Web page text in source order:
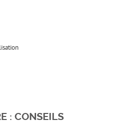
: CONSEILS